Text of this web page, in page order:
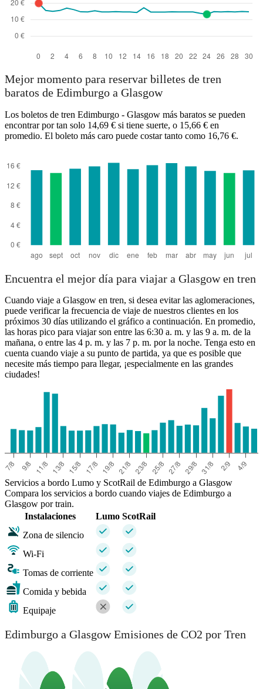
Mejor momento para reservar billetes de tren
baratos de Edimburgo a Glasgow
Los boletos de tren Edimburgo - Glasgow más baratos se pueden
encontrar por tan solo 14,69 € si tiene suerte, o 15,66 € en
promedio. El boleto más caro puede costar tanto como 16,76 €.
Encuentra el mejor día para viajar a Glasgow en tren
Cuando viaje a Glasgow en tren, si desea evitar las aglomeraciones,
puede verificar la frecuencia de viaje de nuestros clientes en los
próximos 30 días utilizando el gráfico a continuación. En promedio,
las horas pico para viajar son entre las 6:30 a. m. y las 9 a. m. de la
mañana, o entre las 4 p. m. y las 7 p. m. por la noche. Tenga esto en
cuenta cuando viaje a su punto de partida, ya que es posible que
necesite más tiempo para llegar, ¡especialmente en las grandes
ciudades!
Servicios a bordo Lumo y ScotRail de Edimburgo a Glasgow
Compara los servicios a bordo cuando viajes de Edimburgo a
Glasgow por train.
Instalaciones
Lumo ScotRail
Zona de silencio
Wi-Fi
Tomas de corriente
Comida y bebida
Equipaje
Edimburgo a Glasgow Emisiones de CO2 por Tren